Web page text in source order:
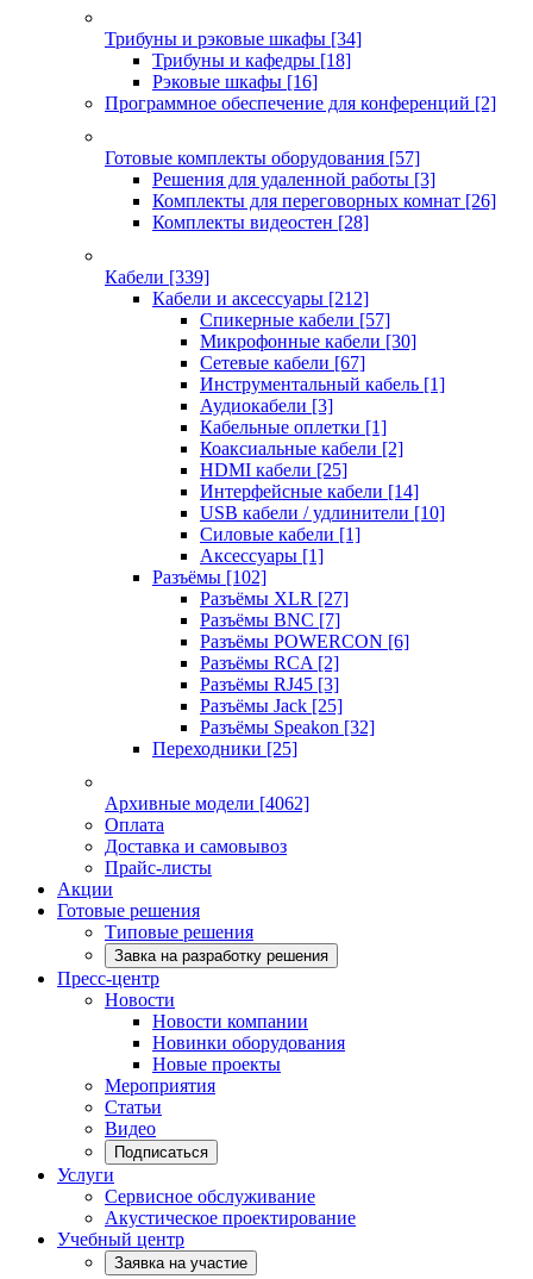
Трибуны и рэковые шкафы [34]
Трибуны и кафедры [18]
Рэковые шкафы [16]
Программное обеспечение для конференций [2]
Готовые комплекты оборудования [57]
Решения для удаленной работы [3]
Комплекты для переговорных комнат [26]
Комплекты видеостен [28]
Кабели [339]
Кабели и аксессуары [212]
Спикерные кабели [57]
Микрофонные кабели [30]
Сетевые кабели [67]
Инструментальный кабель [1]
Аудиокабели [3]
Кабельные оплетки [1]
Коаксиальные кабели [2]
HDMI кабели [25]
Интерфейсные кабели [14]
USB кабели / удлинители [10]
Силовые кабели [1]
Аксессуары [1]
Разъёмы [102]
Разъёмы XLR [27]
Разъёмы BNC [7]
Разъёмы POWERCON [6]
Разъёмы RCA [2]
Разъёмы RJ45 [3]
Разъёмы Jack [25]
Разъёмы Speakon [32]
Переходники [25]
Архивные модели [4062]
Оплата
Доставка и самовывоз
Прайс-листы
Акции
Готовые решения
Типовые решения
Завка на разработку решения
Пресс-центр
Новости
Новости компании
Новинки оборудования
Новые проекты
Мероприятия
Статьи
Видео
Подписаться
Услуги
Сервисное обслуживание
Акустическое проектирование
Учебный центр
Заявка на участие